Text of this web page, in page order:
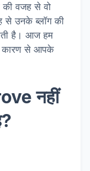
की वजह से वो
से उनके ब्लॉग की
है। आज हम
कारण से आपके
नहीं